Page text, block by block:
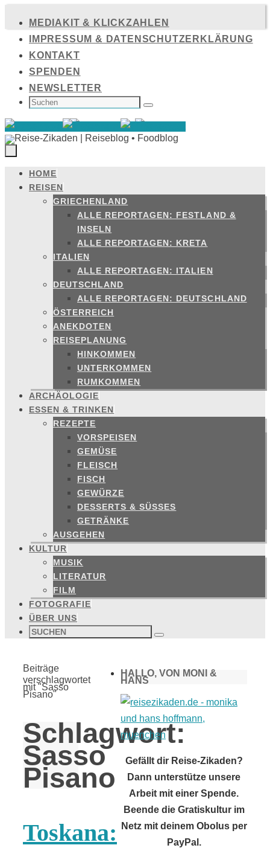
Inhalt
springen
MEDIAKIT & KLICKZAHLEN
IMPRESSUM & DATENSCHUTZERKLÄRUNG
KONTAKT
SPENDEN
NEWSLETTER
SUCHEN
NACH: Suchen
Zum
Inhalt
springen
HOME
REISEN
GRIECHENLAND
ALLE REPORTAGEN: FESTLAND &
INSELN
ALLE REPORTAGEN: KRETA
ITALIEN
ALLE REPORTAGEN: ITALIEN
DEUTSCHLAND
ALLE REPORTAGEN: DEUTSCHLAND
ÖSTERREICH
ANEKDOTEN
REISEPLANUNG
HINKOMMEN
UNTERKOMMEN
RUMKOMMEN
ARCHÄOLOGIE
ESSEN & TRINKEN
REZEPTE
VORSPEISEN
GEMÜSE
FLEISCH
FISCH
GEWÜRZE
DESSERTS & SÜSSES
GETRÄNKE
AUSGEHEN
KULTUR
MUSIK
LITERATUR
FILM
FOTOGRAFIE
ÜBER UNS
Suchen
nach: Suchen
Start
Beiträge
verschlagwortet
mit "Sasso
Pisano"
Schlagwort:
Sasso
Pisano
Toskana:
HALLO, VON MONI &
HANS
Gefällt dir Reise-Zikaden?
Dann unterstütze unsere
Arbeit mit einer Spende.
Beende die Gratiskultur im
Netz mit deinem Obolus per
PayPal.